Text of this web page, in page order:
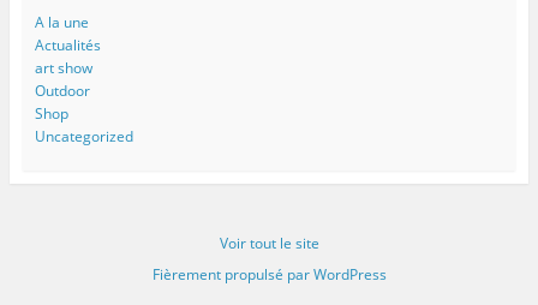
A la une
Actualités
art show
Outdoor
Shop
Uncategorized
Voir tout le site
Fièrement propulsé par WordPress